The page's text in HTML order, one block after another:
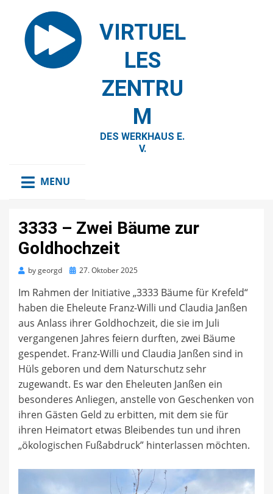
VIRTUEL
LES
ZENTRU
M
DES WERKHAUS E.
V.
MENU
3333 – Zwei Bäume zur
Goldhochzeit
bygeorgd
Posted
27. Oktober 2025
Im Rahmen der Initiative „3333 Bäume für Krefeld“
haben die Eheleute Franz-Willi und Claudia Janßen
aus Anlass ihrer Goldhochzeit, die sie im Juli
vergangenen Jahres feiern durften, zwei Bäume
gespendet. Franz-Willi und Claudia Janßen sind in
Hüls geboren und dem Naturschutz sehr
zugewandt. Es war den Eheleuten Janßen ein
besonderes Anliegen, anstelle von Geschenken von
ihren Gästen Geld zu erbitten, mit dem sie für
ihren Heimatort etwas Bleibendes tun und ihren
„ökologischen Fußabdruck” hinterlassen möchten.